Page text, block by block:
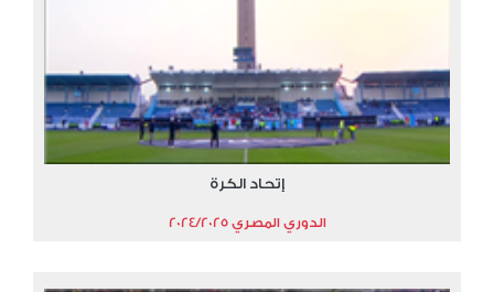
إتحاد الكرة
الدوري المصري 2024/2025